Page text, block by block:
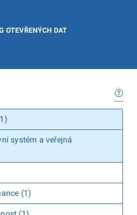
OTEVŘENÝCH DAT
systém a veřejná
(1)